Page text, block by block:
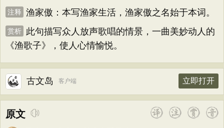
注释 渔家傲：本写渔家生活，渔家傲之名始于本词。
赏析
此句描写众人放声歌唱的情景，一曲美妙动人的
《渔歌子》，使人心情愉悦。
古文岛 客户端 立即打开
原文